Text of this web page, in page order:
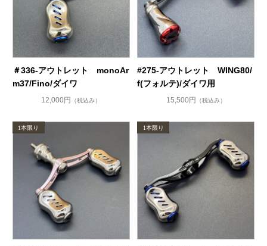
＃336-アウトレット monoAr
m37/Fino/ダイワ
12,000円 （税込み）
#275-アウトレット WING80/
f(フォルテ)/ダイワ用
15,500円 （税込み）